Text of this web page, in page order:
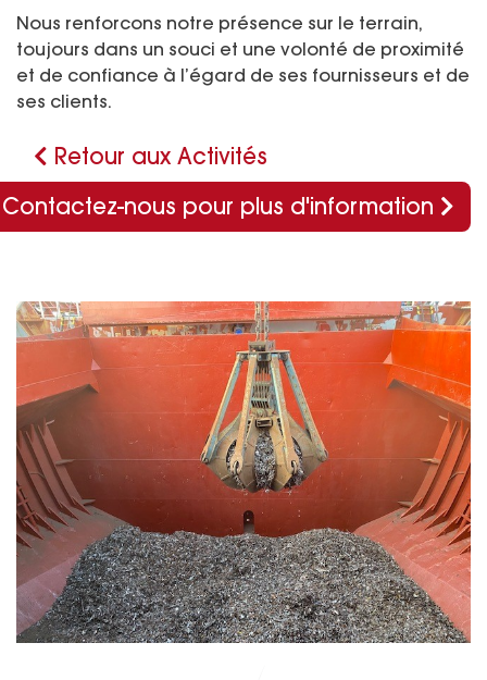
Nous renforcons notre présence sur le terrain,
toujours dans un souci et une volonté de proximité
et de confiance à l’égard de ses fournisseurs et de
ses clients.
Retour aux Activités
Contactez-nous pour plus d'information